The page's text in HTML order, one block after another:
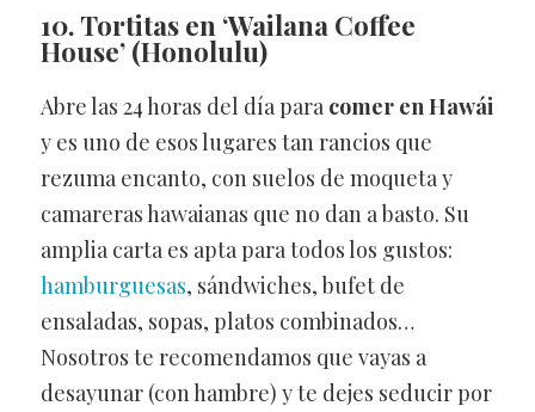
10. Tortitas en ‘Wailana Coffee
House’ (Honolulu)
Abre las 24 horas del día para comer en Hawái
y es uno de esos lugares tan rancios que
rezuma encanto, con suelos de moqueta y
camareras hawaianas que no dan a basto. Su
amplia carta es apta para todos los gustos:
hamburguesas, sándwiches, bufet de
ensaladas, sopas, platos combinados…
Nosotros te recomendamos que vayas a
desayunar (con hambre) y te dejes seducir por